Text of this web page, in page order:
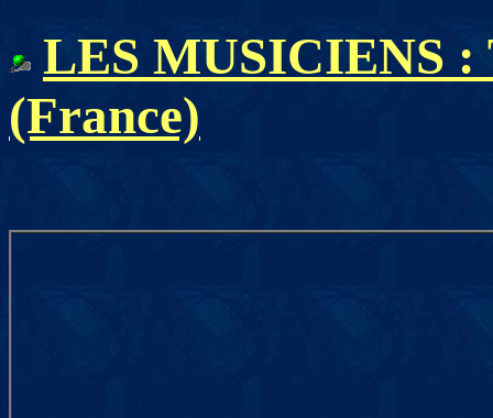
LES MUSICIENS :
(France)